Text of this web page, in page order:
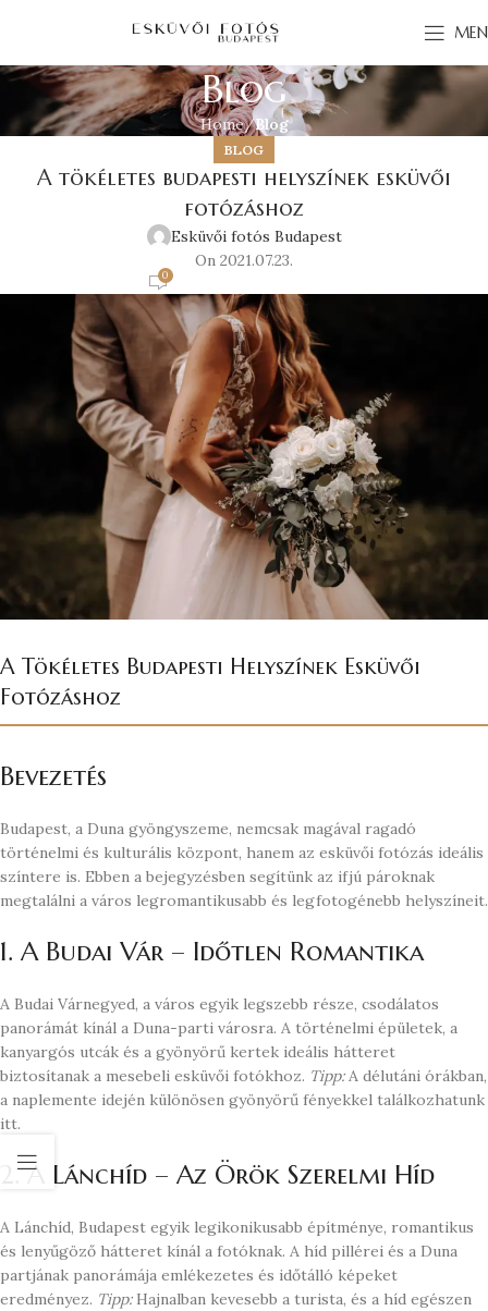
Blog
Home Blog
BLOG
A tökéletes budapesti helyszínek esküvői
fotózáshoz
Esküvői fotós Budapest
On 2021.07.23.
0
A Tökéletes Budapesti Helyszínek Esküvői
Fotózáshoz
Bevezetés
Budapest, a Duna gyöngyszeme, nemcsak magával ragadó
történelmi és kulturális központ, hanem az esküvői fotózás ideális
színtere is. Ebben a bejegyzésben segítünk az ifjú pároknak
megtalálni a város legromantikusabb és legfotogénebb helyszíneit.
1. A Budai Vár – Időtlen Romantika
A Budai Várnegyed, a város egyik legszebb része, csodálatos
panorámát kínál a Duna-parti városra. A történelmi épületek, a
kanyargós utcák és a gyönyörű kertek ideális hátteret
biztosítanak a mesebeli esküvői fotókhoz. Tipp:A délutáni órákban,
a naplemente idején különösen gyönyörű fényekkel találkozhatunk
itt.
2. A Lánchíd – Az Örök Szerelmi Híd
A Lánchíd, Budapest egyik legikonikusabb építménye, romantikus
és lenyűgöző hátteret kínál a fotóknak. A híd pillérei és a Duna
partjának panorámája emlékezetes és időtálló képeket
eredményez. Tipp:Hajnalban kevesebb a turista, és a híd egészen